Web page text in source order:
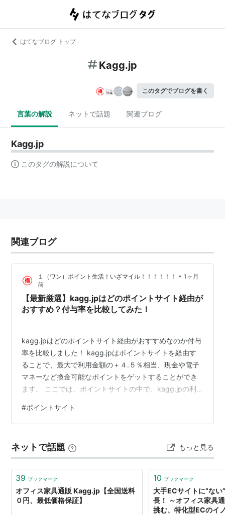
はてなブログ トップ
Kagg.jp
このタグでブログを書く
言葉の解説 ネットで話題 関連ブログ
Kagg.jp
このタグの解説について
関連ブログ
１（ワン）ポイント生活！いざマイル！！！！！！ • 1ヶ月
前
【最新厳選】kagg.jpはどのポイントサイト経由が
おすすめ？付与率を比較してみた！
kagg.jpはどのポイントサイト経由がおすすめなのか付与
率を比較しました！ kagg.jpはポイントサイトを経由す
ることで、最大で利用金額の＋４.５％相当、現金や電子
マネーなど換金可能なポイントをゲットすることができ
ます。 ここでは、ポイントサイトの中で、kagg.jpの利
るのか比較・検討してみました。 kagg.jpのポイントサ
イト別のポイント付与率を比較してみた ポイントサイト
（Rebates） +4.5% 600円相当のポイント ハピタス
（hapitas） +2.0% 2,000円相当のポ…
#ポイントサイト
ネットで話題 もっと見る
39 ブックマーク
オフィス家具通販 Kagg.jp【全国送料
０円、最低価格保証】
10 ブックマーク
大手ECサイトに“ない
長！ ～オフィス家具
挑む、特化型ECのイ